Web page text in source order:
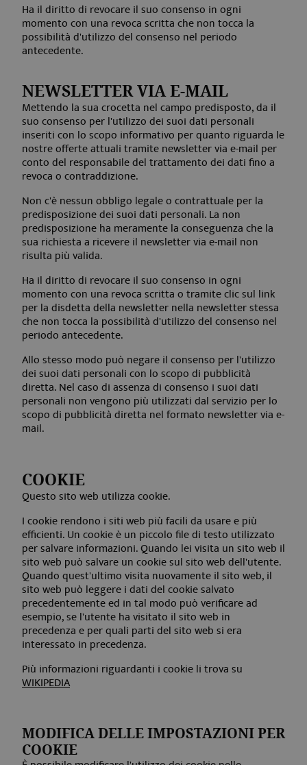
Ha il diritto di revocare il suo consenso in ogni
momento con una revoca scritta che non tocca la
possibilità d'utilizzo del consenso nel periodo
antecedente.
NEWSLETTER VIA E-MAIL
Mettendo la sua crocetta nel campo predisposto, da il
suo consenso per l'utilizzo dei suoi dati personali
inseriti con lo scopo informativo per quanto riguarda le
nostre offerte attuali tramite newsletter via e-mail per
conto del responsabile del trattamento dei dati fino a
revoca o contraddizione.
Non c'è nessun obbligo legale o contrattuale per la
predisposizione dei suoi dati personali. La non
predisposizione ha meramente la conseguenza che la
sua richiesta a ricevere il newsletter via e-mail non
risulta più valida.
Ha il diritto di revocare il suo consenso in ogni
momento con una revoca scritta o tramite clic sul link
per la disdetta della newsletter nella newsletter stessa
che non tocca la possibilità d'utilizzo del consenso nel
periodo antecedente.
Allo stesso modo può negare il consenso per l'utilizzo
dei suoi dati personali con lo scopo di pubblicità
diretta. Nel caso di assenza di consenso i suoi dati
personali non vengono più utilizzati dal servizio per lo
scopo di pubblicità diretta nel formato newsletter via e-
mail.
COOKIE
Questo sito web utilizza cookie.
I cookie rendono i siti web più facili da usare e più
efficienti. Un cookie è un piccolo file di testo utilizzato
per salvare informazioni. Quando lei visita un sito web il
sito web può salvare un cookie sul sito web dell'utente.
Quando quest'ultimo visita nuovamente il sito web, il
sito web può leggere i dati del cookie salvato
precedentemente ed in tal modo può verificare ad
esempio, se l'utente ha visitato il sito web in
precedenza e per quali parti del sito web si era
interessato in precedenza.
Più informazioni riguardanti i cookie li trova su
WIKIPEDIA
MODIFICA DELLE IMPOSTAZIONI PER
COOKIE